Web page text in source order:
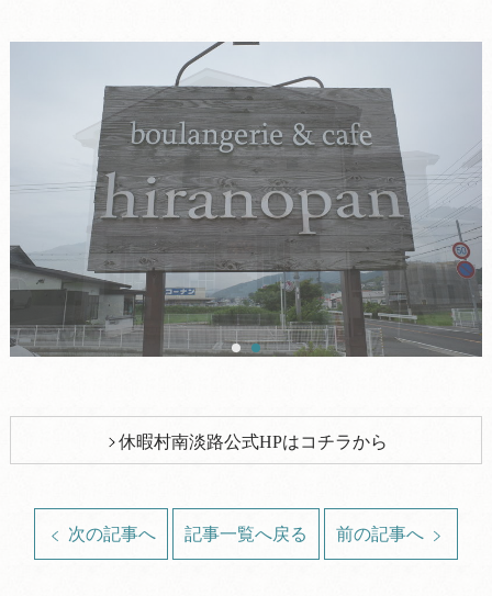
休暇村南淡路公式HPはコチラから
次の記事へ 記事一覧へ戻る 前の記事へ